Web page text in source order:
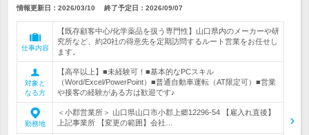
情報更新日：2026/03/10 終了予定日： 2026/09/07
仕事内容
【既存顧客中心/化学薬品を扱う専門性】山口県内のメーカーや研
究所など、約20社の得意先を定期訪問するルート営業をお任せし
ます。
対象と
なる方
【高卒以上】■未経験可！■基本的なPCスキル
（Word/Excel/PowerPoint）■普通自動車運転（AT限定可）■営業
や接客の経験がある方は歓迎です♪
勤務地
＜小郡営業所＞ 山口県山口市小郡上郷12296-54 【雇入れ直後】
上記事業所 【変更の範囲】会社…